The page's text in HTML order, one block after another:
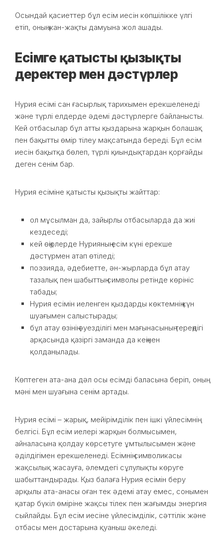
Осындай қасиеттер бұл есім иесін көпшілікке үлгі
етіп, оның жан-жақты дамуына жол ашады.
Есімге қатысты қызықты
деректер мен дәстүрлер
Нурия есімі сан ғасырлық тарихымен ерекшеленеді
және түрлі елдерде әдемі дәстүрлерге байланысты.
Кей отбасылар бұл атты қыздарына жарқын болашақ
пен бақытты өмір тілеу мақсатында береді. Бұл есім
иесін бақытқа бөлеп, түрлі қиындықтардан қорғайды
деген сенім бар.
Нурия есіміне қатысты қызықты жайттар:
ол мұсылман да, зайырлы отбасыларда да жиі
кездеседі;
кей өңірлерде Нурияның есім күні ерекше
дәстүрмен атап өтіледі;
поэзияда, әдебиетте, ән-жырларда бұл атау
тазалық пен шабыттың символы ретінде көрініс
табады;
Нурия есімін иеленген қыздарды көктемнің күн
шуағымен салыстырады;
бұл атау өзінің әуезділігі мен мағынасының тереңдігі
арқасында қазіргі заманда да кеңінен
қолданылады.
Көптеген ата-ана дәл осы есімді баласына беріп, оның
мәні мен шуағына сенім артады.
Нурия есімі – жарық, мейірімділік пен ішкі үйлесімнің
белгісі. Бұл есім иелері жарқын болмысымен,
айналасына қолдау көрсетуге ұмтылысымен және
әділдігімен ерекшеленеді. Есімнің символикасы
жақсылық жасауға, әлемдегі сұлулықты көруге
шабыттандырады. Қыз балаға Нурия есімін беру
арқылы ата-анасы оған тек әдемі атау емес, сонымен
қатар бүкіл өміріне жақсы тілек пен жағымды энергия
сыйлайды. Бұл есім иесіне үйлесімділік, сәттілік және
отбасы мен достарына қуаныш әкеледі.